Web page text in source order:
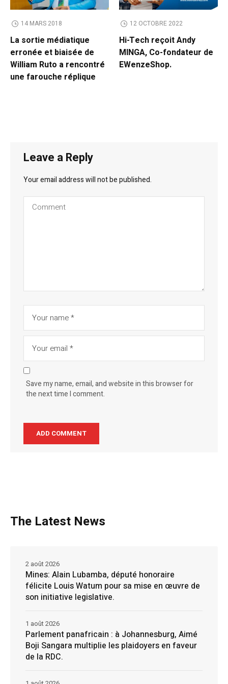
14 MARS 2018
La sortie médiatique
erronée et biaisée de
William Ruto a rencontré
une farouche réplique
12 OCTOBRE 2022
Hi-Tech reçoit Andy
MINGA, Co-fondateur de
EWenzeShop.
Leave a Reply
Your email address will not be published.
Save my name, email, and website in this browser for
the next time I comment.
The Latest News
Mines: Alain Lubamba, député honoraire
félicite Louis Watum pour sa mise en œuvre de
son initiative legislative.
2 août 2026
Parlement panafricain : à Johannesburg, Aimé
Boji Sangara multiplie les plaidoyers en faveur
de la RDC.
1 août 2026